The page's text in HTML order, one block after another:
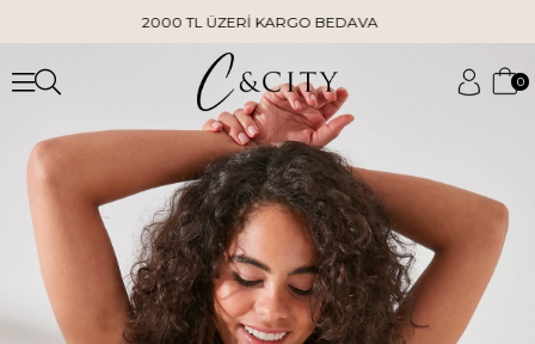
2000 TL ÜZERİ KARGO BEDAVA
0